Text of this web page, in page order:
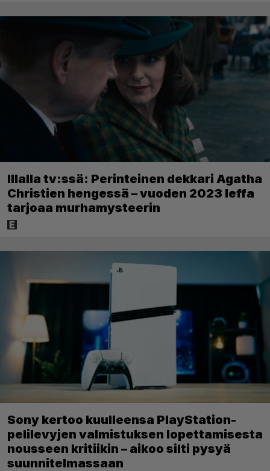
Illalla tv:ssä: Perinteinen dekkari Agatha
Christien hengessä – vuoden 2023 leffa
tarjoaa murhamysteerin
Sony kertoo kuulleensa PlayStation-
pelilevyjen valmistuksen lopettamisesta
nousseen kritiikin – aikoo silti pysyä
suunnitelmassaan